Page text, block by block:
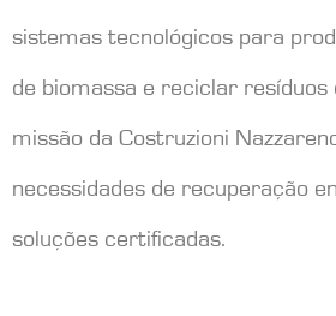
sistemas tecnológicos para
de biomassa e reciclar resíduos
missão da Costruzioni
necessidades de recuperação
soluções certificadas.